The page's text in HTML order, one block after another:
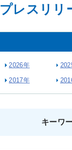
プレスリリ
2026年
2017年
キーワ